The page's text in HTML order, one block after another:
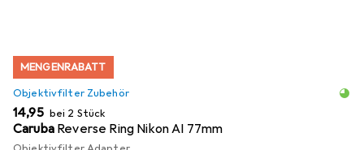
MENGENRABATT
Objektivfilter Zubehör
EUR
14,95 bei 2 Stück
Caruba Reverse Ring Nikon AI 77mm